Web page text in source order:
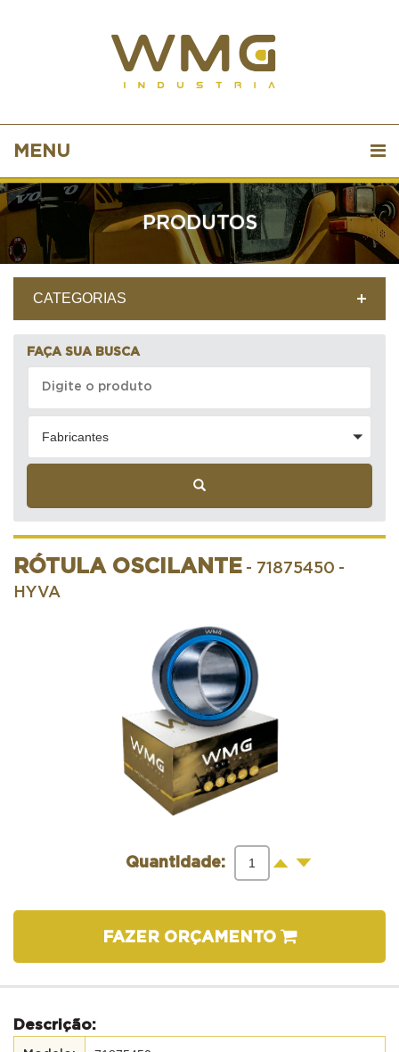
MENU
PRODUTOS
CATEGORIAS
FAÇA SUA BUSCA
Fabricantes
RÓTULA OSCILANTE - 71875450 -
HYVA
Quantidade: + -
FAZER ORÇAMENTO
Descrição: